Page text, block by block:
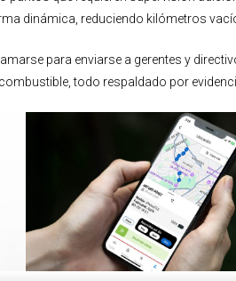
dinámica, reduciendo kilómetros
para enviarse a gerentes y
todo respaldado por